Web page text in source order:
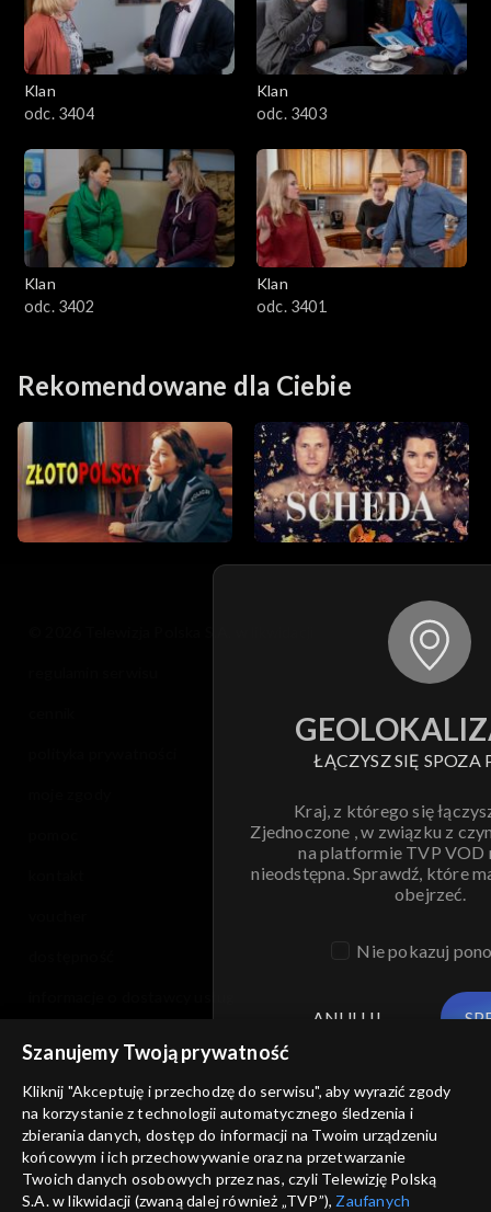
Klan
odc. 3404
Klan
odc. 3403
Klan
odc. 3402
Klan
odc. 3401
Rekomendowane dla Ciebie
ŁĄCZYSZ SIĘ SPOZA
Kraj, z którego się
Zjednoczone , w związku z
na platformie TVP VOD
nieodstępna. Sprawdź, które
obejrzeć.
Nie pokazuj
ANULUJ
Szanujemy Twoją prywatność
Kliknij "Akceptuję i przechodzę do serwisu", aby wyrazić zgody
na korzystanie z technologii automatycznego śledzenia i
zbierania danych, dostęp do informacji na Twoim urządzeniu
końcowym i ich przechowywanie oraz na przetwarzanie
Twoich danych osobowych przez nas, czyli Telewizję Polską
S.A. w likwidacji (zwaną dalej również „TVP”), Zaufanych